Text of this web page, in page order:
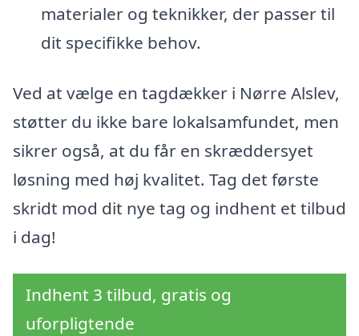
materialer og teknikker, der passer til
dit specifikke behov.
Ved at vælge en tagdækker i Nørre Alslev,
støtter du ikke bare lokalsamfundet, men
sikrer også, at du får en skræddersyet
løsning med høj kvalitet. Tag det første
skridt mod dit nye tag og indhent et tilbud
i dag!
Indhent 3 tilbud, gratis og
uforpligtende